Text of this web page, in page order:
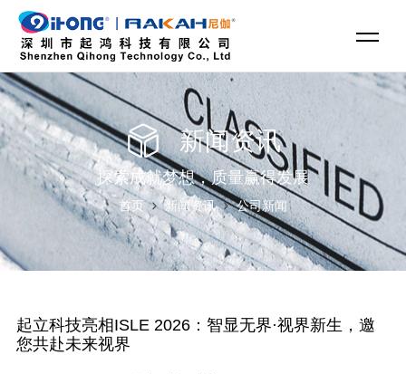
新闻资讯
探索成就梦想，质量赢得发展
首页 新闻资讯 公司新闻
起立科技亮相ISLE 2026：智显无界·视界新生，邀
您共赴未来视界